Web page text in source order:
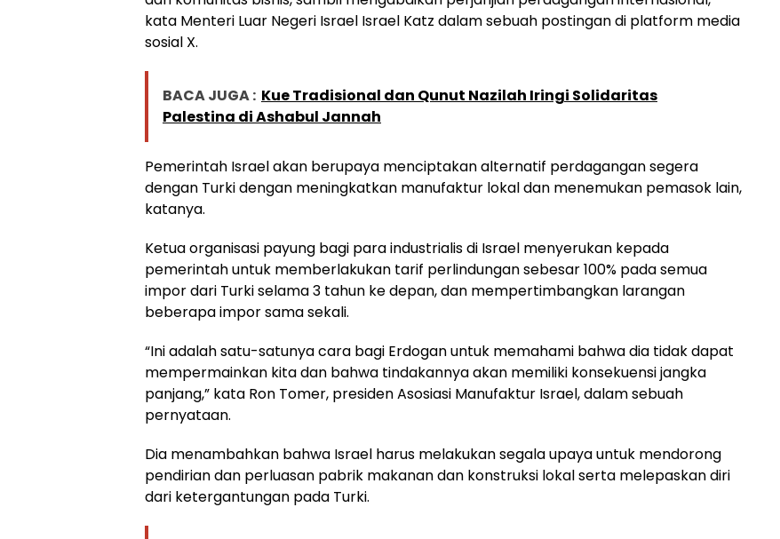
kata Menteri Luar Negeri Israel Israel Katz dalam sebuah postingan di platform media
sosial X.
BACA JUGA : Kue Tradisional dan Qunut Nazilah Iringi Solidaritas
Palestina di Ashabul Jannah
Pemerintah Israel akan berupaya menciptakan alternatif perdagangan segera
dengan Turki dengan meningkatkan manufaktur lokal dan menemukan pemasok lain,
katanya.
Ketua organisasi payung bagi para industrialis di Israel menyerukan kepada
pemerintah untuk memberlakukan tarif perlindungan sebesar 100% pada semua
impor dari Turki selama 3 tahun ke depan, dan mempertimbangkan larangan
beberapa impor sama sekali.
“Ini adalah satu-satunya cara bagi Erdogan untuk memahami bahwa dia tidak dapat
mempermainkan kita dan bahwa tindakannya akan memiliki konsekuensi jangka
panjang,” kata Ron Tomer, presiden Asosiasi Manufaktur Israel, dalam sebuah
pernyataan.
Dia menambahkan bahwa Israel harus melakukan segala upaya untuk mendorong
pendirian dan perluasan pabrik makanan dan konstruksi lokal serta melepaskan diri
dari ketergantungan pada Turki.